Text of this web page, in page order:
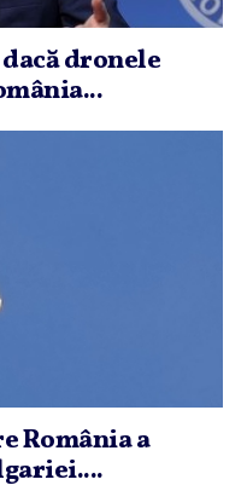
dronele
România a